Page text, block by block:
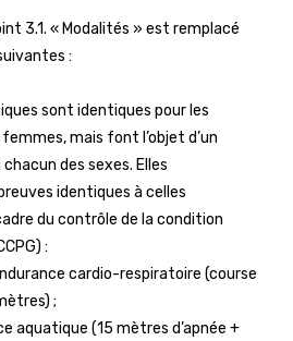
3.1. « Modalités » est remplacé
:
sont identiques pour les
mais font l’objet d’un
des sexes. Elles
identiques à celles
du contrôle de la condition
:
cardio-respiratoire (course
;
aquatique (15 mètres d’apnée +